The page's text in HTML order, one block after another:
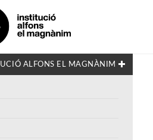
ALFONS EL MAGNÀNIM